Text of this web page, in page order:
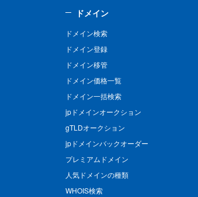
ドメイン
ドメイン検索
ドメイン登録
ドメイン移管
ドメイン価格一覧
ドメイン一括検索
jpドメインオークション
gTLDオークション
jpドメインバックオーダー
プレミアムドメイン
人気ドメインの種類
WHOIS検索